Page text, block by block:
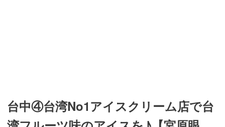
台中④台湾No1アイスクリーム店で台